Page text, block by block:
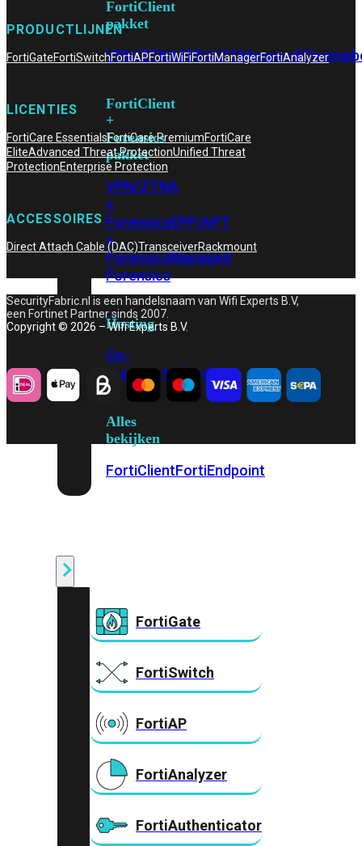
FortiClient
pakket
VPN/ZTNAEPP/APTManaged
FortiClient
+
Forensics
pakket
VPN/ZTNA
+
ForensicsEPP/APT
+
ForensicsManaged
Forensics
Hosting
On-
PremFortiCloud
Alles
bekijken
FortiClientFortiEndpoint
FortiGate
FortiSwitch
FortiAP
FortiAnalyzer
FortiAuthenticator
PRODUCTLIJNEN
FortiGateFortiSwitchFortiAPFortiWiFiFortiManagerFortiAnalyzer
LICENTIES
FortiCare EssentialsFortiCare PremiumFortiCare
EliteAdvanced Threat ProtectionUnified Threat
ProtectionEnterprise Protection
ACCESSOIRES
Direct Attach Cable (DAC)TransceiverRackmount
SecurityFabric.nl is een handelsnaam van Wifi Experts B.V,
een Fortinet Partner sinds 2007.
Copyright © 2026 – Wifi Experts B.V.